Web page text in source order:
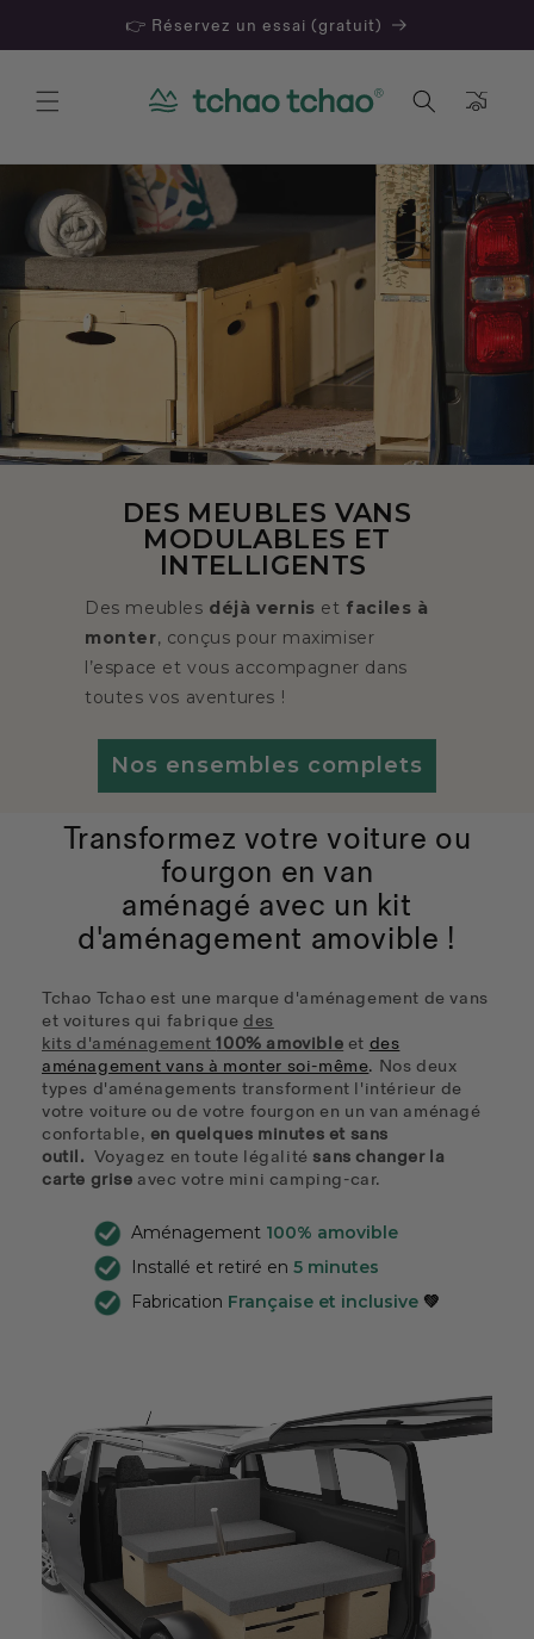
👉 Réservez un essai (gratuit)
Panier
NOUVEAUTÉ PRODUIT
Découvrez notre colonne frigo &
penderie pour votre aménagement
van et fourgon.
En savoir +
Transformez votre voiture ou
fourgon en van
aménagé avec un kit
d'aménagement amovible !
Tchao Tchao est une marque d'aménagement de vans
et voitures qui fabriquedes
kits d'aménagement100% amovible et des
aménagement vans à monter soi-même. Nos deux
types d'aménagements transforment l'intérieur de
votre voiture ou de votre fourgon en unvan aménagé
confortable, en quelques minutes et sans
outil. Voyagez en toute légalitésans changer la
carte grise avec votre mini camping-car.
Aménagement 100% amovible
Installé et retiré en 5 minutes
Fabrication Française et inclusive 💚